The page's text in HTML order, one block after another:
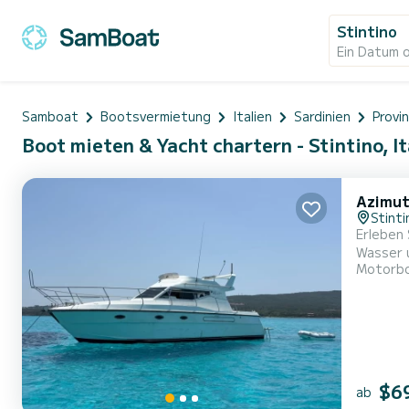
Stintino
Ein Datum
Samboat Bootsvermietung Italien Sardinien
Boot mieten & Yacht chartern - Stintino,
Wasser
und
ab